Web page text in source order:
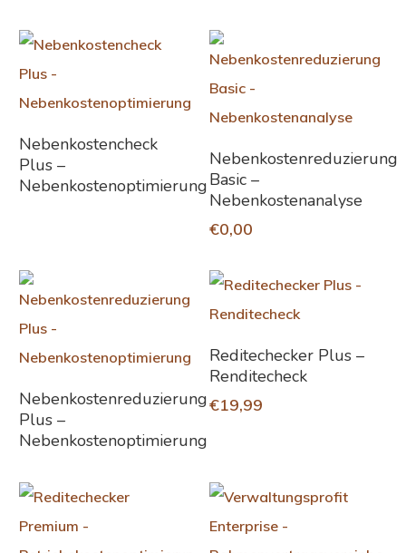
Weiterlesen
Nebenkostencheck
Plus –
Nebenkostenoptimierung
In Den Warenkorb
Nebenkostenreduzierung
Basic –
Nebenkostenanalyse
€0,00
Weiterlesen
Nebenkostenreduzierung
Plus –
Nebenkostenoptimierung
In Den Warenkorb
Reditechecker Plus –
Renditecheck
€19,99